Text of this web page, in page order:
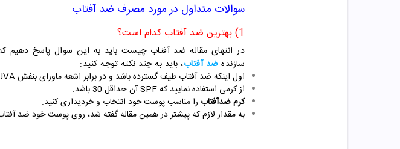
سوالات متداول در مورد مصرف ضد آفتاب
1) بهترین ضد آفتاب کدام است؟
در انتهای مقاله ضد آفتاب چیست باید به این سوال پاسخ دهیم
سازنده ضد آفتاب، باید به چند نکته توجه کنید:
اول اینکه ضد آفتاب طیف گسترده باشد و در برابر اشعه ماورای بنفش UVA و UVB از پوست مراقبت کند.
از کرمی استفاده نمایید که SPF آن حداقل 30 باشد.
کرم ضدآفتاب را مناسب پوست خود انتخاب و خردیداری کنید.
به مقدار لازم که پیشتر در همین مقاله گفته شد، روی پوست خود ضد